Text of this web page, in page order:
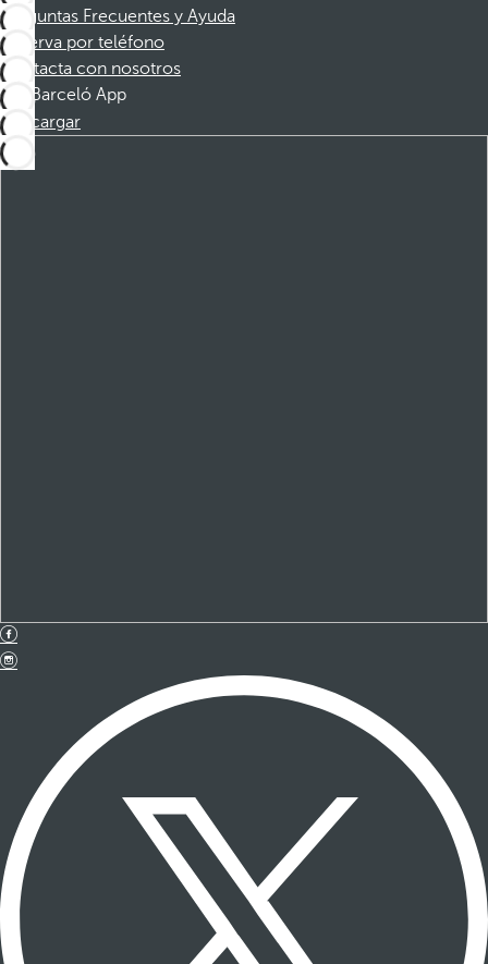
Preguntas Frecuentes y Ayuda
Reserva por teléfono
Contacta con nosotros
Barceló App
Descargar